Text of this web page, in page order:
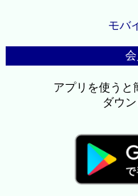
モバ
アプリを使うと
ダウ